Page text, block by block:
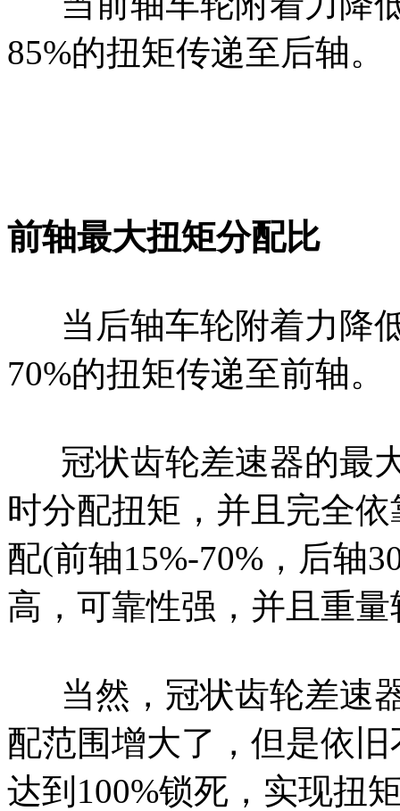
85%的扭矩传递至后轴。
前轴最大扭矩分配比
当后轴车轮附着力降
70%的扭矩传递至前轴。
冠状齿轮差速器的最
时分配扭矩，并且完全
配(前轴15%-70%，后轴
高，可靠性强，并且重量
当然，冠状齿轮差速
配范围增大了，但是依
达到100%锁死，实现扭